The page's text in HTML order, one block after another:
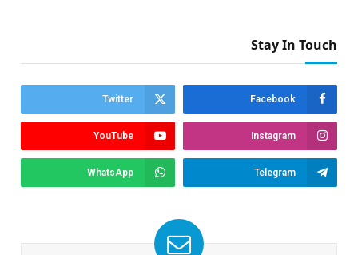
Stay In Touch
Facebook
Twitter
Instagram
YouTube
Telegram
WhatsApp